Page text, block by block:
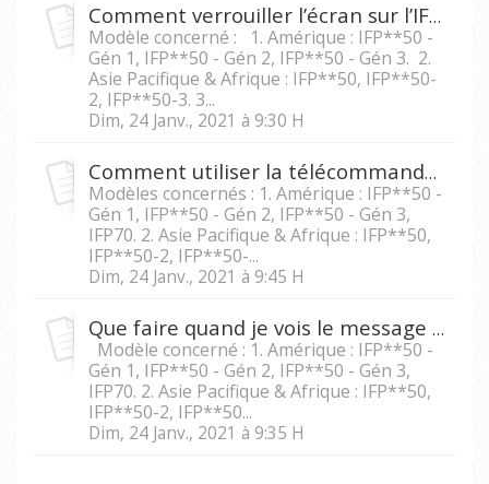
Comment verrouiller l’écran sur l’IFP5550/IFP6550/ IFP7550/IFP8650?
Modèle concerné : 1. Amérique : IFP**50 -
Gén 1, IFP**50 - Gén 2, IFP**50 - Gén 3. 2.
Asie Pacifique & Afrique : IFP**50, IFP**50-
2, IFP**50-3. 3...
Dim, 24 Janv., 2021 à 9:30 H
Comment utiliser la télécommande pour figer l'écran du IFP5550/IFP6550/IFP 7550/IFP8650 ?
Modèles concernés : 1. Amérique : IFP**50 -
Gén 1, IFP**50 - Gén 2, IFP**50 - Gén 3,
IFP70. 2. Asie Pacifique & Afrique : IFP**50,
IFP**50-2, IFP**50-...
Dim, 24 Janv., 2021 à 9:45 H
Que faire quand je vois le message « Toutes fonctions verrouillées » sur les modèles IFP5550/IFP6550/IFP7550/IFP8650?
Modèle concerné : 1. Amérique : IFP**50 -
Gén 1, IFP**50 - Gén 2, IFP**50 - Gén 3,
IFP70. 2. Asie Pacifique & Afrique : IFP**50,
IFP**50-2, IFP**50...
Dim, 24 Janv., 2021 à 9:35 H